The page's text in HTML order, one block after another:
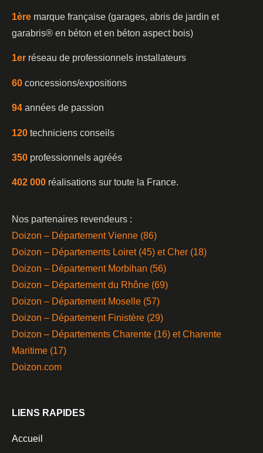
1ère marque française (garages, abris de jardin et
garabris®️ en béton et en béton aspect bois)
1er réseau de professionnels installateurs
60 concessions/expositions
94 années de passion
120 techniciens conseils
350 professionnels agréés
402 000 réalisations sur toute la France.
Nos partenaires revendeurs :
Doizon – Département Vienne (86)
Doizon – Départements Loiret (45) et Cher (18)
Doizon – Département Morbihan (56)
Doizon – Département du Rhône (69)
Doizon – Département Moselle (57)
Doizon – Département Finistère (29)
Doizon – Départements Charente (16) et Charente
Maritime (17)
Doizon.com
LIENS RAPIDES
Accueil